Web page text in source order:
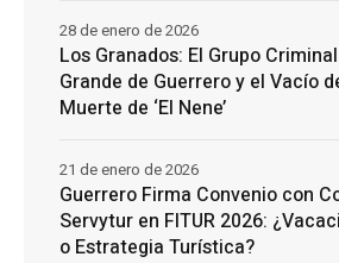
Los Granados: El Grupo
Grande de Guerrero y el Vacío
Muerte de ‘El Nene’
28 de enero de 2026
Guerrero Firma Convenio con
Servytur en FITUR 2026:
o Estrategia Turística?
21 de enero de 2026